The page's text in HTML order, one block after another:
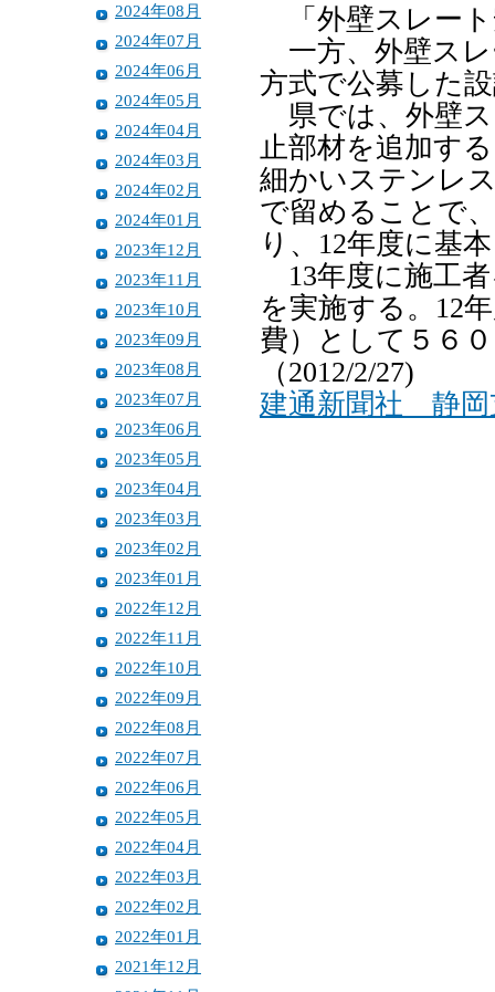
2024年08月
2024年07月
2024年06月
2024年05月
2024年04月
2024年03月
2024年02月
2024年01月
2023年12月
2023年11月
2023年10月
2023年09月
2023年08月
2023年07月
2023年06月
2023年05月
2023年04月
2023年03月
2023年02月
2023年01月
2022年12月
2022年11月
2022年10月
2022年09月
2022年08月
2022年07月
2022年06月
2022年05月
2022年04月
2022年03月
2022年02月
2022年01月
2021年12月
「外壁スレート
一方、外壁スレ
方式で公募した
県では、外壁ス
止部材を追加す
細かいステンレ
で留めることで
り、12年度に基
13年度に施工者
を実施する。12
費）として５６
（2012/2/27)
建通新聞社 静岡